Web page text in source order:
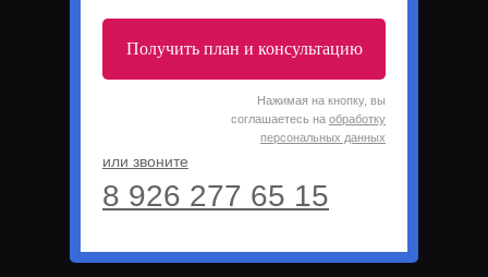
Нажимая на кнопку, вы
соглашаетесь на обработку
персональных данных
или звоните
Получить план и консультацию
8 926 277 65 15